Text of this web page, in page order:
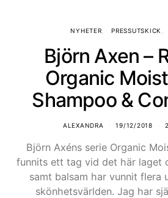
NYHETER PRESSUTSKICK
Björn Axen –
Organic
Shampoo &
ALEXANDRA 19/12/2018
Björn Axéns serie Organic
funnits ett tag vid det här laget
samt balsam har vunnit flera
skönhetsvärlden. Jag har